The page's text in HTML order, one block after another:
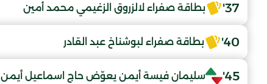
37' بطاقة صفراء لالزروق الزغيمي محمد أمين
40' بطاقة صفراء لبوشناخ عبد القادر
45' سليمان فيسة أيمن يعوّض حاج اسماعيل أيمن